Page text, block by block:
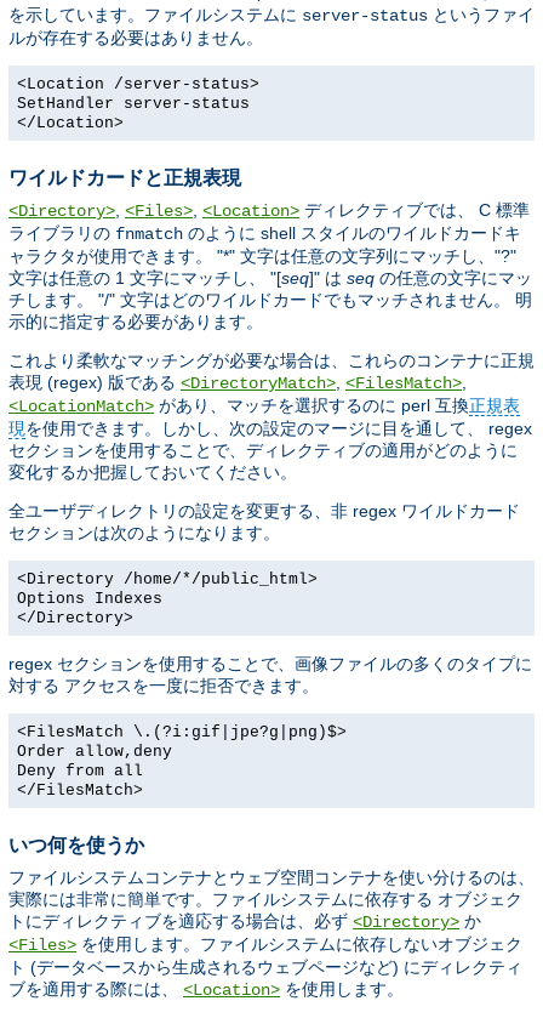
を示しています。ファイルシステムに server-status というファイ
ルが存在する必要はありません。
<Location /server-status>
SetHandler server-status
</Location>
ワイルドカードと正規表現
<Directory> <Files> <Location> ディレクティブでは、 C 標準
ライブラリの fnmatch のように shell スタイルのワイルドカードキ
ャラクタが使用できます。 "*" 文字は任意の文字列にマッチし、"?"
文字は任意の 1 文字にマッチし、 "[seq]" は seq の任意の文字にマッ
チします。 "/" 文字はどのワイルドカードでもマッチされません。 明
示的に指定する必要があります。
これより柔軟なマッチングが必要な場合は、これらのコンテナに正規
表現 (regex) 版である <DirectoryMatch> <FilesMatch>
<LocationMatch> があり、マッチを選択するのに perl 互換正規表
現を使用できます。しかし、次の設定のマージに目を通して、 regex
セクションを使用することで、ディレクティブの適用がどのように
変化するか把握しておいてください。
全ユーザディレクトリの設定を変更する、非 regex ワイルドカード
セクションは次のようになります。
<Directory /home/*/public_html>
Options Indexes
</Directory>
regex セクションを使用することで、画像ファイルの多くのタイプに
対する アクセスを一度に拒否できます。
<FilesMatch \.(?i:gif|jpe?g|png)$>
Order allow,deny
Deny from all
</FilesMatch>
いつ何を使うか
ファイルシステムコンテナとウェブ空間コンテナを使い分けるのは、
実際には非常に簡単です。ファイルシステムに依存する オブジェク
トにディレクティブを適応する場合は、必ず <Directory> か
<Files> を使用します。ファイルシステムに依存しないオブジェク
ト (データベースから生成されるウェブページなど) にディレクティ
ブを適用する際には、 <Location> を使用します。